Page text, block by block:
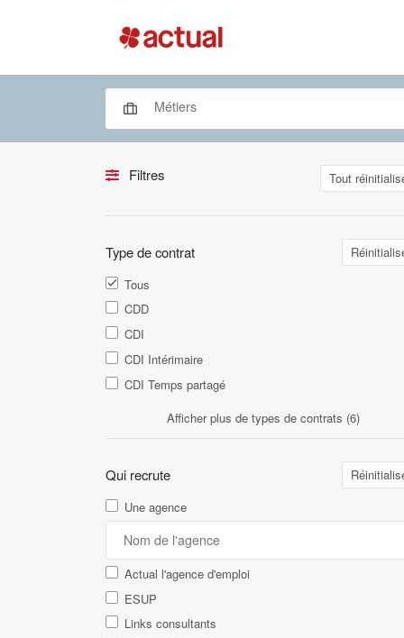
Filtres Tout
Type de contrat
Tous
CDD
CDI
CDI Intérimaire
CDI Temps partagé
Afficher plus de types de contrats (6)
Qui recrute
Une agence
Actual l'agence d'emploi
ESUP
Links consultants